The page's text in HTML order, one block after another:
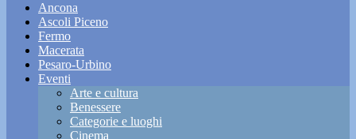
Ancona
Ascoli Piceno
Fermo
Macerata
Pesaro-Urbino
Eventi
Arte e cultura
Benessere
Categorie e luoghi
Cinema